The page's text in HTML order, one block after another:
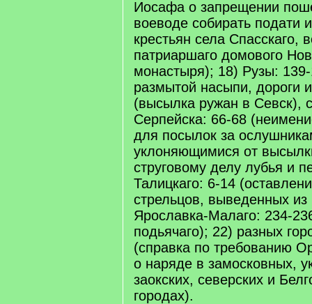
Иосафа о запрещении
воеводе собирать подати
крестьян села Спасскаго,
патриаршаго домового
монастыря); 18) Рузы:
размытой насыпи, дороги
(высылка ружан в Севск),
Серпейска: 66-68
для посылок за
уклоняющимися от
струговому делу лубья и
Талицкаго: 6-14
стрельцов, выведенных
Ярославка-Малаго: 234-
подьячаго); 22) разных
(справка по требованию
о наряде в замосковных,
заокских, северских и
городах).